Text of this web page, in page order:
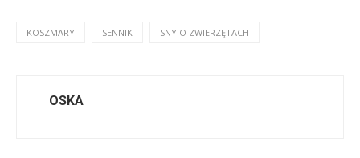
KOSZMARY SENNIK SNY O ZWIERZĘTACH
OSKA